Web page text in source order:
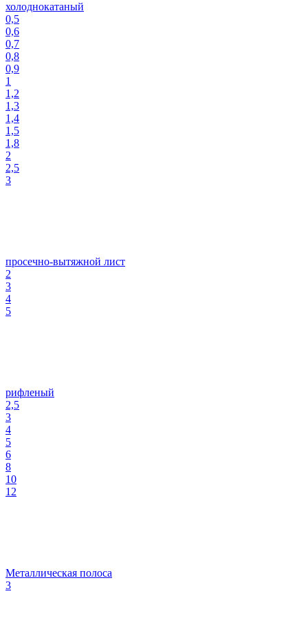
холоднокатаный
0,5
0,6
0,7
0,8
0,9
1
1,2
1,3
1,4
1,5
1,8
2
2,5
3
просечно-вытяжной лист
2
3
4
5
рифленый
2,5
3
4
5
6
8
10
12
Металлическая полоса
3